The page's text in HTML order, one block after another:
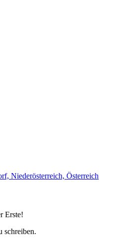
Niederösterreich, Österreich
Erste!
schreiben.